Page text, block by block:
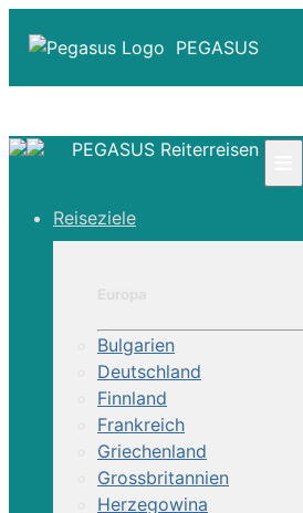
PEGASUS
☎ Deutschland 0800 - 505 18 01
Über Uns
PEGASUS Reiterreisen
Reiseziele
Bulgarien
Deutschland
Finnland
Frankreich
Griechenland
Grossbritannien
Herzegowina